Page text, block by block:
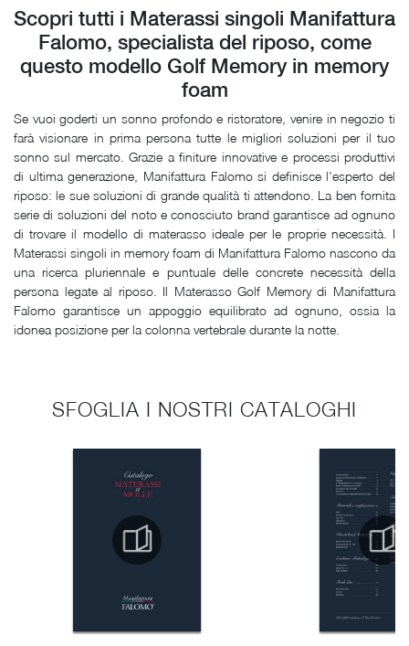
Scopri tutti i Materassi singoli Manifattura
Falomo, specialista del riposo, come
questo modello Golf Memory in memory
foam
Se vuoi goderti un sonno profondo e ristoratore, venire in negozio ti
farà visionare in prima persona tutte le migliori soluzioni per il tuo
sonno sul mercato. Grazie a finiture innovative e processi produttivi
di ultima generazione, Manifattura Falomo si definisce l'esperto del
riposo: le sue soluzioni di grande qualità ti attendono. La ben fornita
serie di soluzioni del noto e conosciuto brand garantisce ad ognuno
di trovare il modello di materasso ideale per le proprie necessità. I
Materassi singoli in memory foam di Manifattura Falomo nascono da
una ricerca pluriennale e puntuale delle concrete necessità della
persona legate al riposo. Il Materasso Golf Memory di Manifattura
Falomo garantisce un appoggio equilibrato ad ognuno, ossia la
idonea posizione per la colonna vertebrale durante la notte.
SFOGLIA I NOSTRI CATALOGHI